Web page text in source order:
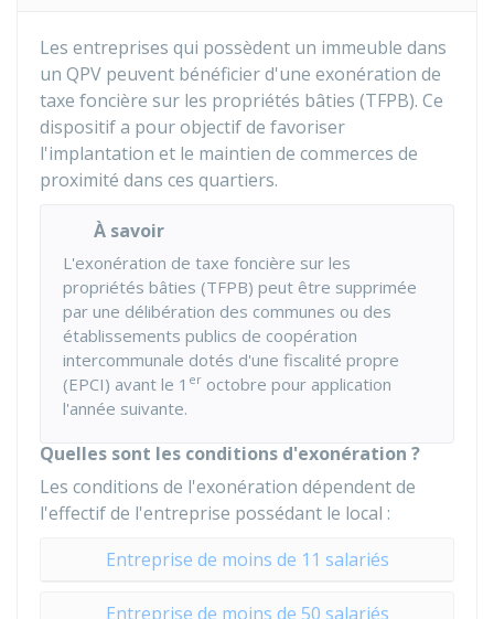
Les entreprises qui possèdent un immeuble dans
un QPV peuvent bénéficier d'une exonération de
taxe foncière sur les propriétés bâties (TFPB). Ce
dispositif a pour objectif de favoriser
l'implantation et le maintien de commerces de
proximité dans ces quartiers.
À savoir
L'exonération de taxe foncière sur les
propriétés bâties (TFPB) peut être supprimée
par une délibération des communes ou des
établissements publics de coopération
intercommunale dotés d'une fiscalité propre
(EPCI) avant le 1 er octobre pour application
l'année suivante.
Quelles sont les conditions d'exonération ?
Les conditions de l'exonération dépendent de
l'effectif de l'entreprise possédant le local :
Entreprise de moins de 11 salariés
Entreprise de moins de 50 salariés